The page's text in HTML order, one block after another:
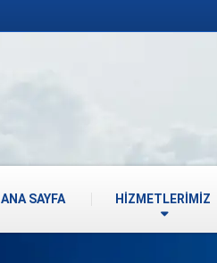
ANA SAYFA HİZMETLERİMİZ